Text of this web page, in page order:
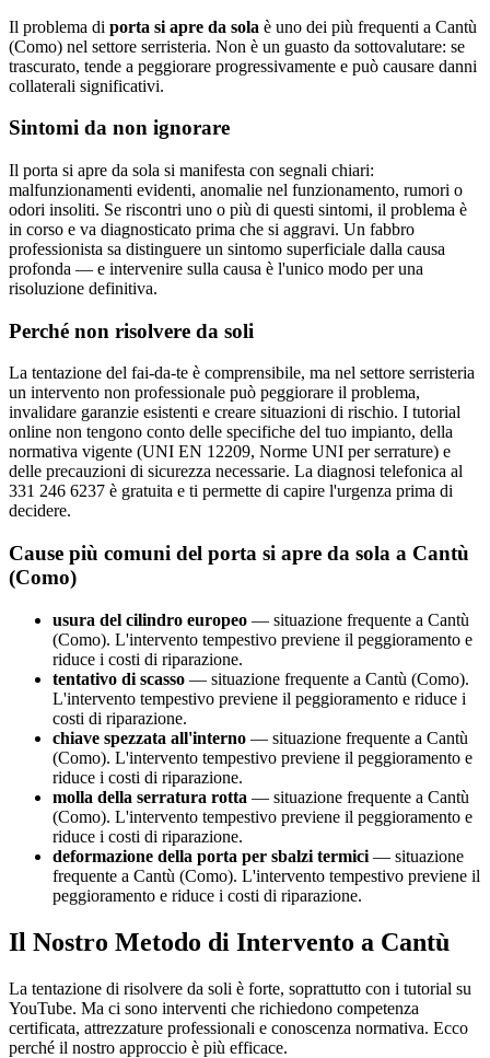
Il problema di porta si apre da sola è uno dei più frequenti a Cantù
(Como) nel settore serristeria. Non è un guasto da sottovalutare: se
trascurato, tende a peggiorare progressivamente e può causare danni
collaterali significativi.
Sintomi da non ignorare
Il porta si apre da sola si manifesta con segnali chiari:
malfunzionamenti evidenti, anomalie nel funzionamento, rumori o
odori insoliti. Se riscontri uno o più di questi sintomi, il problema è
in corso e va diagnosticato prima che si aggravi. Un fabbro
professionista sa distinguere un sintomo superficiale dalla causa
profonda — e intervenire sulla causa è l'unico modo per una
risoluzione definitiva.
Perché non risolvere da soli
La tentazione del fai-da-te è comprensibile, ma nel settore serristeria
un intervento non professionale può peggiorare il problema,
invalidare garanzie esistenti e creare situazioni di rischio. I tutorial
online non tengono conto delle specifiche del tuo impianto, della
normativa vigente (UNI EN 12209, Norme UNI per serrature) e
delle precauzioni di sicurezza necessarie. La diagnosi telefonica al
331 246 6237 è gratuita e ti permette di capire l'urgenza prima di
decidere.
Cause più comuni del porta si apre da sola a Cantù
(Como)
usura del cilindro europeo — situazione frequente a Cantù
(Como). L'intervento tempestivo previene il peggioramento e
riduce i costi di riparazione.
tentativo di scasso — situazione frequente a Cantù (Como).
L'intervento tempestivo previene il peggioramento e riduce i
costi di riparazione.
chiave spezzata all'interno — situazione frequente a Cantù
(Como). L'intervento tempestivo previene il peggioramento e
riduce i costi di riparazione.
molla della serratura rotta — situazione frequente a Cantù
(Como). L'intervento tempestivo previene il peggioramento e
riduce i costi di riparazione.
deformazione della porta per sbalzi termici — situazione
frequente a Cantù (Como). L'intervento tempestivo previene il
peggioramento e riduce i costi di riparazione.
Il Nostro Metodo di Intervento a Cantù
La tentazione di risolvere da soli è forte, soprattutto con i tutorial su
YouTube. Ma ci sono interventi che richiedono competenza
certificata, attrezzature professionali e conoscenza normativa. Ecco
perché il nostro approccio è più efficace.